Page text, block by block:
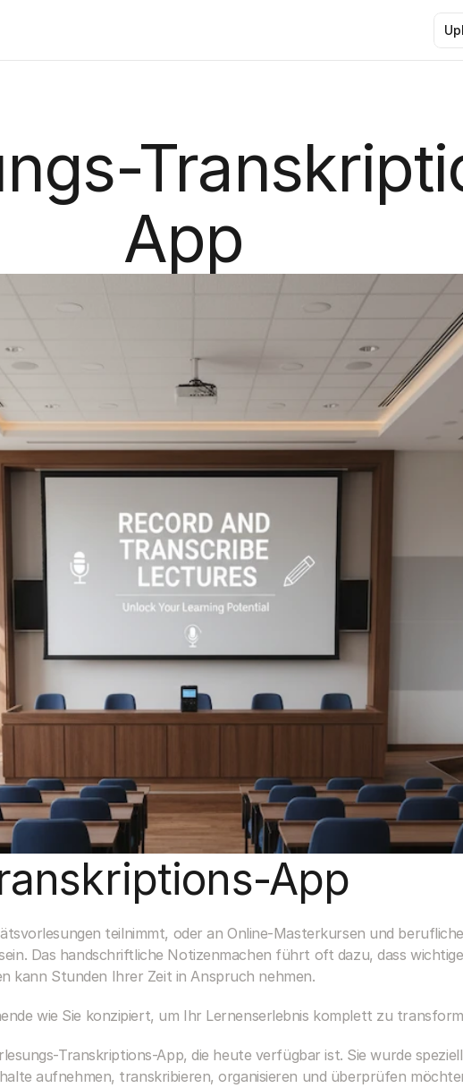
App
App
teilnimmt, oder an Online-Masterkursen und
Das handschriftliche Notizenmachen führt oft dazu, dass
kann Stunden Ihrer Zeit in Anspruch nehmen.
wie Sie konzipiert, um Ihr Lernenserlebnis komplett zu
Transkriptions-App, die heute verfügbar ist. Sie wurde
aufnehmen, transkribieren, organisieren und überprüfen